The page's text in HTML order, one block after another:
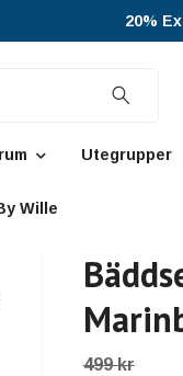
20%
Utegrupper
Wille
499 kr